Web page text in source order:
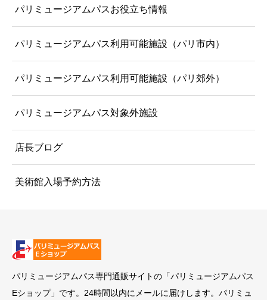
パリミュージアムパスお役立ち情報
パリミュージアムパス利用可能施設（パリ市内）
パリミュージアムパス利用可能施設（パリ郊外）
パリミュージアムパス対象外施設
店長ブログ
美術館入場予約方法
パリミュージアムパス専門通販サイトの「パリミュージアムパス
Eショップ」です。24時間以内にメールに届けします。パリミュ